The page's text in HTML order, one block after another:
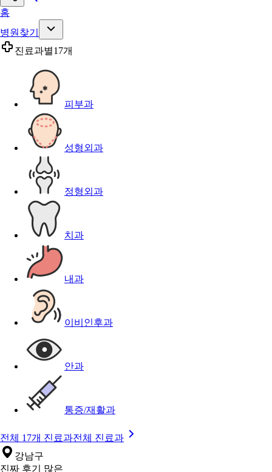
홈
병원찾기
진료과별17개
피부과
성형외과
정형외과
치과
내과
이비인후과
안과
통증/재활과
전체 17개 진료과전체 진료과
강남구
진짜 후기 많은